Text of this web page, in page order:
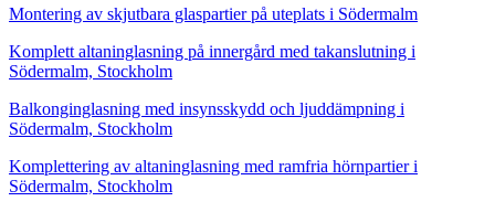
Montering av skjutbara glaspartier på uteplats i Södermalm
Komplett altaninglasning på innergård med takanslutning i
Södermalm, Stockholm
Balkonginglasning med insynsskydd och ljuddämpning i
Södermalm, Stockholm
Komplettering av altaninglasning med ramfria hörnpartier i
Södermalm, Stockholm